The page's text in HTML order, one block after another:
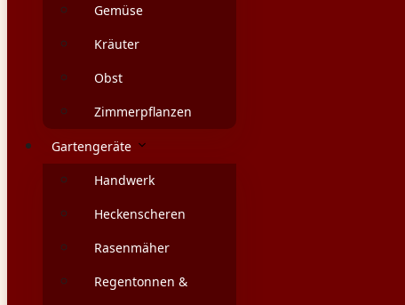
Gemüse
Kräuter
Obst
Zimmerpflanzen
Gartengeräte
Handwerk
Heckenscheren
Rasenmäher
Regentonnen &